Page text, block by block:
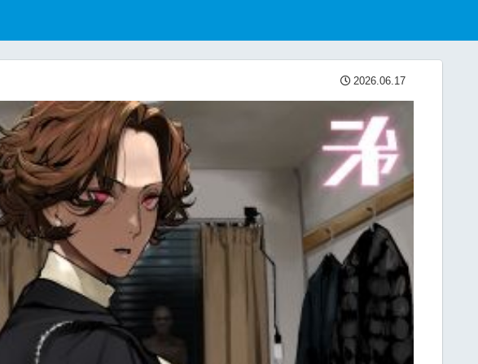
2026.06.17